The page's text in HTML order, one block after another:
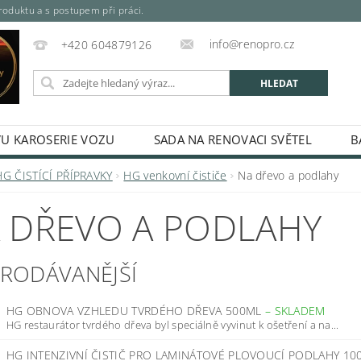
a s postupem při práci.
+420 604879126 info@renopro.cz
KAROSERIE VOZU SADA NA RENOVACI SVĚTEL
PLECHOVKY, KARTUŠE)
MÍCHANÉ PRŮMYSLOVÉ A
ODMAŠŤOVAČE A KONZERVACE TMELY A
LEPIDLA
KONTAKTY HODNOCENÍ OBCHODU
ČISTÍCÍ PŘÍPRAVKY HG venkovní čističe Na dřevo a podlahy
A PODLAHY
HG OBNOVA VZHLEDU TVRDÉHO DŘEVA 500ML – SKLADEM
HG restaurátor tvrdého dřeva byl speciálně vyvinut k ošetření a na...
HG INTENZIVNÍ ČISTIČ PRO LAMINÁTOVÉ PLOVOUCÍ PODLAHY